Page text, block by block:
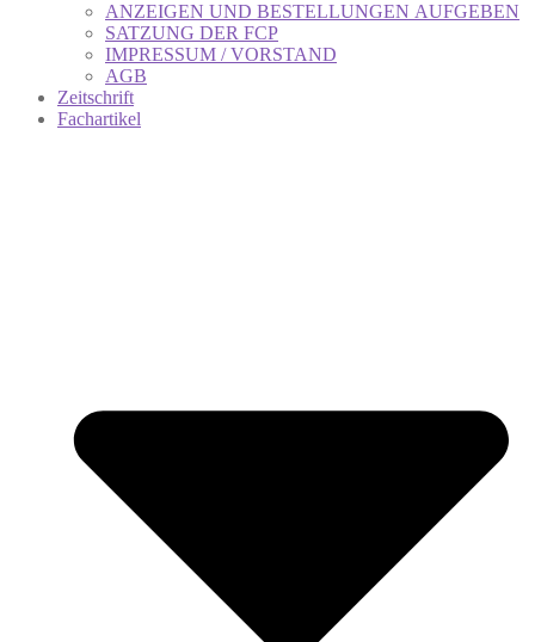
ANZEIGEN UND BESTELLUNGEN AUFGEBEN
SATZUNG DER FCP
IMPRESSUM / VORSTAND
AGB
Zeitschrift
Fachartikel